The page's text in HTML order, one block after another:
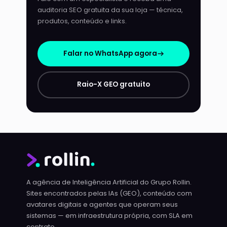
auditoria SEO gratuita da sua loja — técnica,
produtos, conteúdo e links.
Falar no WhatsApp agora
Raio-X GEO gratuito
A agência de Inteligência Artificial do Grupo Rollin.
Sites encontrados pelas IAs (GEO), conteúdo com
avatares digitais e agentes que operam seus
sistemas — em infraestrutura própria, com SLA em